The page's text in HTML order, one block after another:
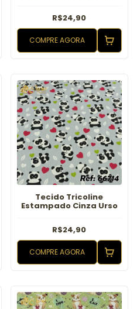
R$24,90
COMPRE AGORA
Tecido Tricoline
Estampado Cinza Urso
R$24,90
COMPRE AGORA